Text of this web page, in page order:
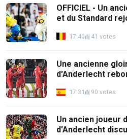
OFFICIEL - Un
et du Standard
17:40 41 votes
Une ancienne
d'Anderlecht
17:31 90 votes
Un ancien joueur
d'Anderlecht